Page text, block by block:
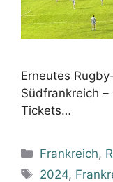
Erneutes
Südfrankreich
Tickets…
Kategorien
Frankreich,
2024,